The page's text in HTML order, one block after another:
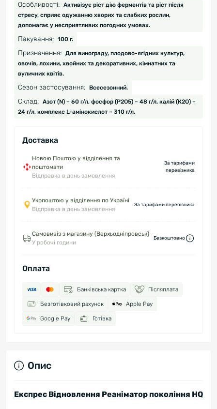
Особливості: Активізує ріст дію ферментів та ріст після
стресу, сприяє одужанню хворих та слабких рослин,
допомагає у несприятливих погодних умовах.
Пакування: 100 г.
Призначення: Для винограду, плодово-ягідних культур,
овочів, лохини, хвойних та декоративних, кімнатних та
вуличних квітів.
Сезон застосування: Всесезонний.
Склад: Азот (N) – 60 г/л, фосфор (P2O5) – 48 г/л, калій (К2О) –
24 г/л, комплекс L-амінокислот – 310 г/л.
Доставка
Новою Поштою у відділення та
поштомати
Відправка в день замовлення
За тарифами
перевізника
Укрпоштою у відділення по Україні
Відправка в день замовлення
За тарифами перевізника
Самовивіз з магазину (Верхьодніпровськ)
У робочі години
Безкоштовно
Оплата
Банківська картка Післяплата
Безготівковий рахунок Apple Pay
Google Pay Готівка
Опис
Експрес Відновлення Реаніматор покоління HQ